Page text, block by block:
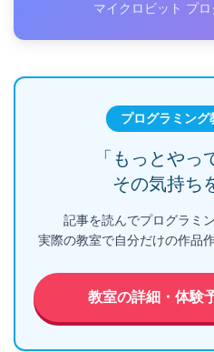
マイクロビット プ
プログラミング
「もっとやっ
その気持ち
記事を読んでプログラミ
実際の教室で自分だけの作品
教室の詳細・体験